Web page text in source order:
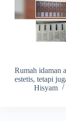
Rumah idaman
estetis, tetapi
Hisyam